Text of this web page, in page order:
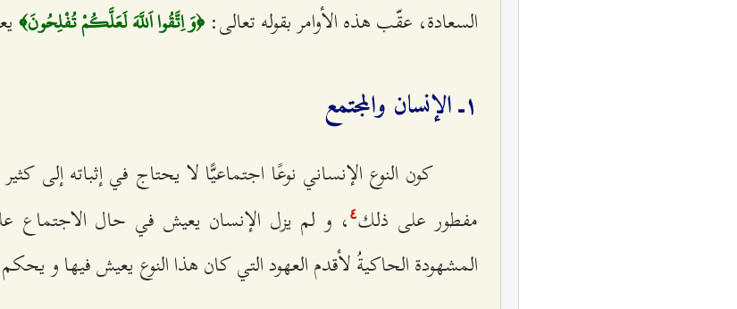
السعادة، عقّب هذه الأوامر بقوله تعالى:﴿وَ اِتَّقُوا اَللَّهَ لَعَلَّكُمْ تُفْلِحُونَ﴾
۱ـ الإنسان والمجتمع
كون النوع الإنساني نوعًا اجتماعيًّا لا يحتاج في إثباته إلى
مفطور على ذلك٤ ، و لم يزل الإنسان يعيش في حال الاجتماع
المشهودة الحاكيةُ لأقدم العهود التي كان هذا النوع يعيش فيها و